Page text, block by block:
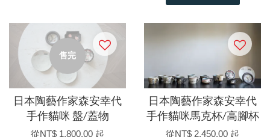
售完
日本陶藝作家森安幸代
手作貓咪 盤/蓋物
從NT$ 1,800.00 起
日本陶藝作家森安幸代
手作貓咪馬克杯/高腳杯
從NT$ 2,450.00 起